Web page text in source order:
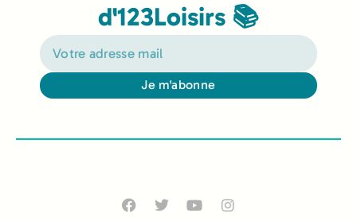
d'123Loisirs 📚
Je m'abonne